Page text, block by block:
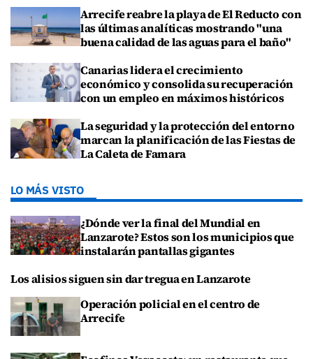
Arrecife reabre la playa de El Reducto con
las últimas analíticas mostrando "una
buena calidad de las aguas para el baño"
Canarias lidera el crecimiento
económico y consolida su recuperación
con un empleo en máximos históricos
La seguridad y la protección del entorno
marcan la planificación de las Fiestas de
La Caleta de Famara
LO MÁS VISTO
¿Dónde ver la final del Mundial en
Lanzarote? Estos son los municipios que
instalarán pantallas gigantes
Los alisios siguen sin dar tregua en Lanzarote
Operación policial en el centro de
Arrecife